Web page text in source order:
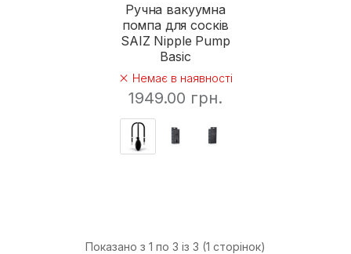
Ручна вакуумна
помпа для сосків
SAIZ Nipple Pump
Basic
Немає в наявності
1949.00 грн.
Показано з 1 по 3 із 3 (1 сторінок)